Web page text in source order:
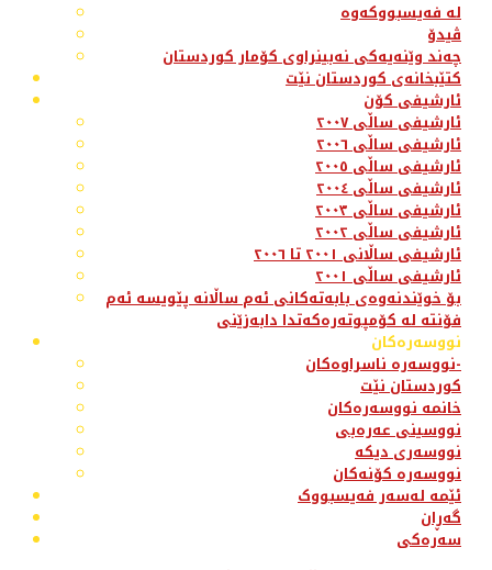
لە فەیسبووکەوە
ڤیدۆ
چەند وێنەیەکی نەبینراوی کۆمار کوردستان
کتێبخانەی کوردستان نێت
ئارشیفی کۆن
ئارشیفی ساڵی ٢٠٠٧
ئارشیفی ساڵی ٢٠٠٦
ئارشیفی ساڵی ٢٠٠٥
ئارشیفی ساڵی ٢٠٠٤
ئارشیفی ساڵی ٢٠٠٣
ئارشیفی ساڵی ٢٠٠٢
ئارشیفی ساڵانی ٢٠٠١ تا ٢٠٠٦
ئارشیفی ساڵی ٢٠٠١
بۆ خوێندنەوەی بابەتەکانی ئەم ساڵانە پێویسە ئەم
فۆنتە لە کۆمپوتەرەکەتدا دابەزێنی
نووسەرەکان
نووسەرە ناسراوەکان-
کوردستان نێت
خانمە نووسەرەکان
نووسینی عەرەبی
نووسەری دیکە
نووسەرە کۆنەکان
ئێمە لەسەر فەیسبووک
گەڕان
سەرەکی